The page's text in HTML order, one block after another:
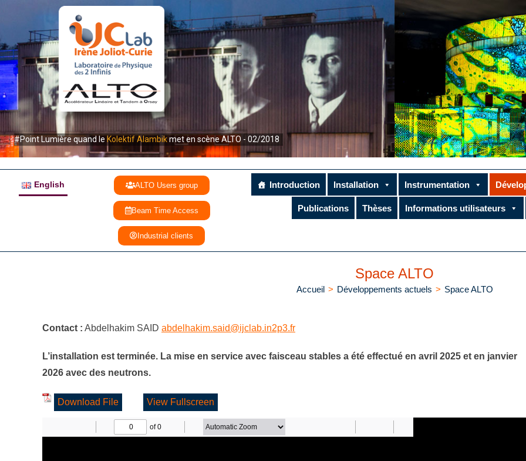
#Point Lumière quand le Kolektif Alambikmet en scène ALTO - 02/2018
English ALTO Users group
Beam Time Access
Industrial clients
Introduction Installation Instrumentation
Publications Thèses Informations utilisateurs
Space ALTO
Accueil > Développements actuels > Space ALTO
Contact : Abdelhakim SAID abdelhakim.said@ijclab.in2p3.fr
L’installation est terminée. La mise en service avec faisceau stables a été effectué en avril 2025 et en janvier
2026 avec des neutrons.
Download File View Fullscreen